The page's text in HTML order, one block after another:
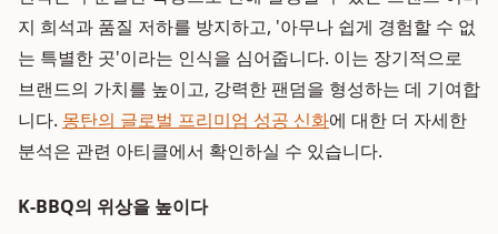
지 희석과 품질 저하를 방지하고, '아무나 쉽게 경험할 수 없
는 특별한 곳'이라는 인식을 심어줍니다. 이는 장기적으로
브랜드의 가치를 높이고, 강력한 팬덤을 형성하는 데 기여합
니다. 몽탄의 글로벌 프리미엄 성공 신화에 대한 더 자세한
분석은 관련 아티클에서 확인하실 수 있습니다.
K-BBQ의 위상을 높이다